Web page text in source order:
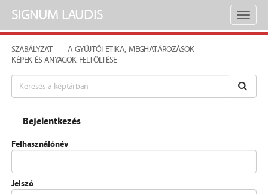
Toggle
SIGNUM LAUDIS
SZABÁLYZAT
A GYŰJTŐI ETIKA, MEGHATÁROZÁSOK
KÉPEK ÉS ANYAGOK FELTÖLTÉSE
Bejelentkezés
Felhasználónév
Jelszó